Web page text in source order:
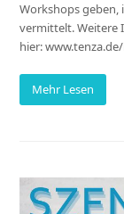
Workshops geben,
vermittelt. Weitere
hier:
Mehr Lesen